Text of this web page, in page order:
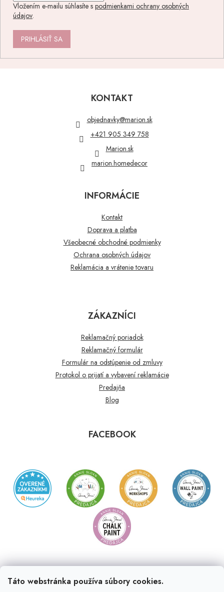
Táto webstránka používa súbory cookies.
Vložením e-mailu súhlasíte s podmienkami ochrany osobných
údajov.
PRIHLÁSIŤ SA
KONTAKT
objednavky@marion.sk
+421 905 349 758
Marion.sk
marion.homedecor
INFORMÁCIE
Kontakt
Doprava a platba
Všeobecné obchodné podmienky
Ochrana osobných údajov
Reklamácia a vrátenie tovaru
ZÁKAZNÍCI
Reklamačný poriadok
Reklamačný formulár
Formulár na odstúpenie od zmluvy
Protokol o prijatí a vybavení reklamácie
Predajňa
Blog
FACEBOOK